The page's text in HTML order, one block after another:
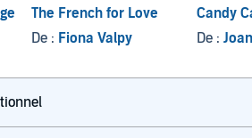
The French for Love
De : Fiona Valpy
Candy
De :